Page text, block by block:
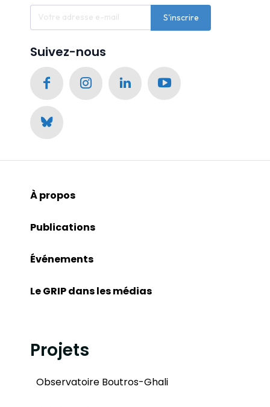
S'inscrire
Suivez-nous
À propos
Publications
Événements
Le GRIP dans les médias
Projets
Observatoire Boutros-Ghali